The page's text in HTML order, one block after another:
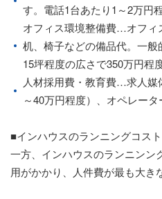
す。電話1台あたり1～2万円
オフィス環境整備費…オフィ
机、椅子などの備品代。一般
15坪程度の広さで350万円程
人材採用費・教育費…求人媒
～40万円程度）、オペレータ
■インハウスのランニングコスト
一方、インハウスのランニンン
用がかかり、人件費が最も大き